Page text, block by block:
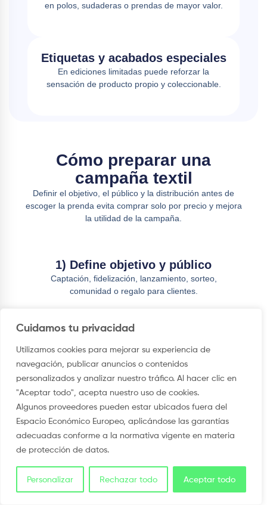
Cuidamos tu privacidad
Utilizamos cookies para mejorar su experiencia de
navegación, publicar anuncios o contenidos
personalizados y analizar nuestro tráfico. Al hacer clic en
"Aceptar todo", acepta nuestro uso de cookies.
Algunos proveedores pueden estar ubicados fuera del
Espacio Económico Europeo, aplicándose las garantías
adecuadas conforme a la normativa vigente en materia
de protección de datos.
Personalizar Rechazar todo Aceptar todo
en polos, sudaderas o prendas de mayor valor.
Etiquetas y acabados especiales
En ediciones limitadas puede reforzar la
sensación de producto propio y coleccionable.
Cómo preparar una
campaña textil
Definir el objetivo, el público y la distribución antes de
escoger la prenda evita comprar solo por precio y mejora
la utilidad de la campaña.
1) Define objetivo y público
Captación, fidelización, lanzamiento, sorteo,
comunidad o regalo para clientes.
2) Decide unidades, tallas y
entrega
Estima cuántas camisetas se repartirán, a quién y
mediante qué canal.
3) Envía identidad y mensaje
Facilita logotipo, colores, tipografías, lema y
cualquier norma gráfica de la marca.